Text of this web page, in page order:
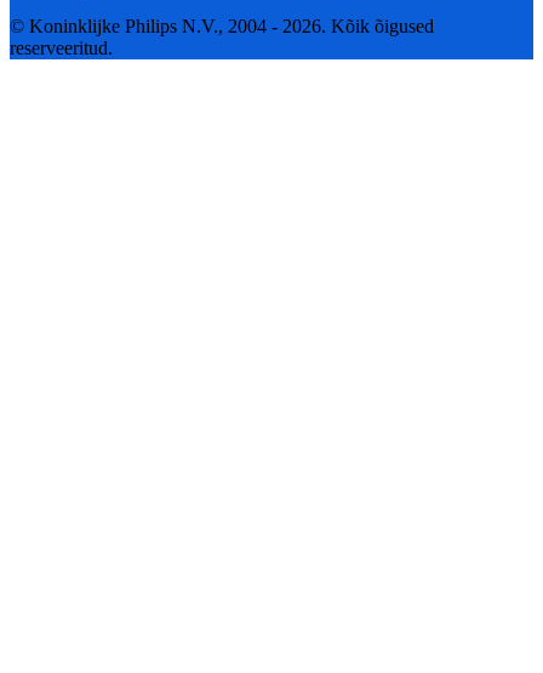
© Koninklijke Philips N.V., 2004 - 2026. Kõik õigused
reserveeritud.